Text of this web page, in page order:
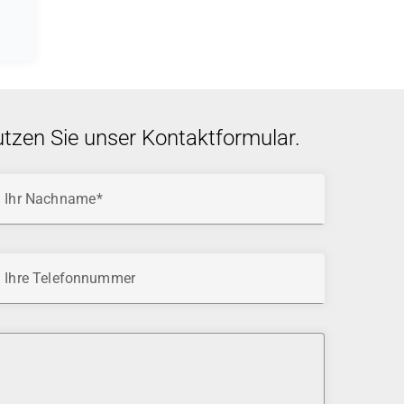
Sie unser Kontaktformular.
Ihr Nachname
Ihre Telefonnummer